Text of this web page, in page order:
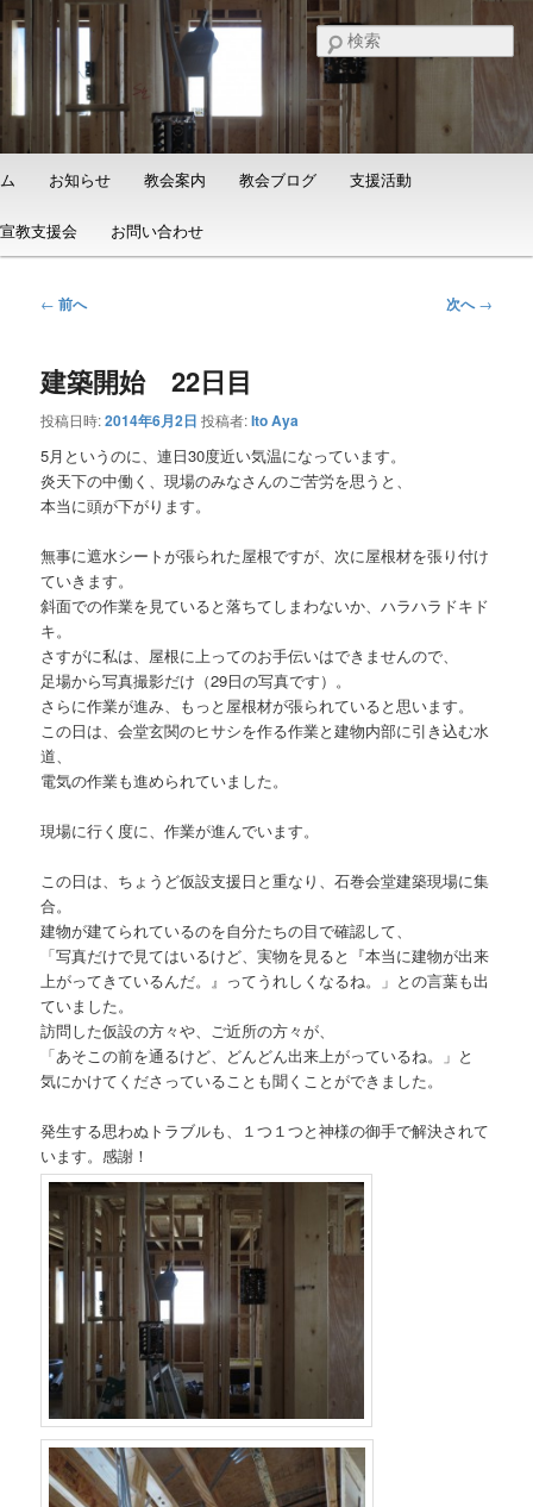
メ
イ
コ
ン
テ
ツ
移
動
石巻福音自由教会（Ishinomaki
Evangelical Free Church）
日本福音自由教会の有志による「石巻宣教支援会」によって支えられる新し
い教会と、被災地支援活動のご紹介
索
イ
メ
ニ
お知らせ 教会案内 教会ブログ 支援活動
教支援会 お問い合わせ
投
ビ
ゲ
ー
シ
ョ
ン
← 前へ 次へ→
建築開始 22日目
投稿日時:2014年6月2日 投稿者:Ito Aya
5月というのに、連日30度近い気温になっています。
炎天下の中働く、現場のみなさんのご苦労を思うと、
本当に頭が下がります。
無事に遮水シートが張られた屋根ですが、次に屋根材を張り付け
ていきます。
斜面での作業を見ていると落ちてしまわないか、ハラハラドキド
キ。
さすがに私は、屋根に上ってのお手伝いはできませんので、
足場から写真撮影だけ（29日の写真です）。
さらに作業が進み、もっと屋根材が張られていると思います。
この日は、会堂玄関のヒサシを作る作業と建物内部に引き込む水
道、
電気の作業も進められていました。
現場に行く度に、作業が進んでいます。
この日は、ちょうど仮設支援日と重なり、石巻会堂建築現場に集
合。
建物が建てられているのを自分たちの目で確認して、
「写真だけで見てはいるけど、実物を見ると『本当に建物が出来
上がってきているんだ。』ってうれしくなるね。」との言葉も出
ていました。
訪問した仮設の方々や、ご近所の方々が、
「あそこの前を通るけど、どんどん出来上がっているね。」と
気にかけてくださっていることも聞くことができました。
発生する思わぬトラブルも、１つ１つと神様の御手で解決されて
います。感謝！